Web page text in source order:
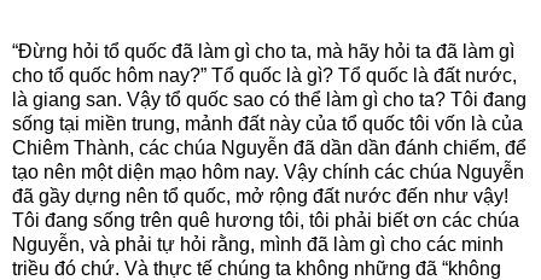
“Đừng hỏi tổ quốc đã làm gì cho ta, mà hãy hỏi ta đã làm gì
cho tổ quốc hôm nay?” Tổ quốc là gì? Tổ quốc là đất nước,
là giang san. Vậy tổ quốc sao có thể làm gì cho ta? Tôi đang
sống tại miền trung, mảnh đất này của tổ quốc tôi vốn là của
Chiêm Thành, các chúa Nguyễn đã dần dần đánh chiếm, để
tạo nên một diện mạo hôm nay. Vậy chính các chúa Nguyễn
đã gầy dựng nên tổ quốc, mở rộng đất nước đến như vậy!
Tôi đang sống trên quê hương tôi, tôi phải biết ơn các chúa
Nguyễn, và phải tự hỏi rằng, mình đã làm gì cho các minh
triều đó chứ. Và thực tế chúng ta không những đã “không